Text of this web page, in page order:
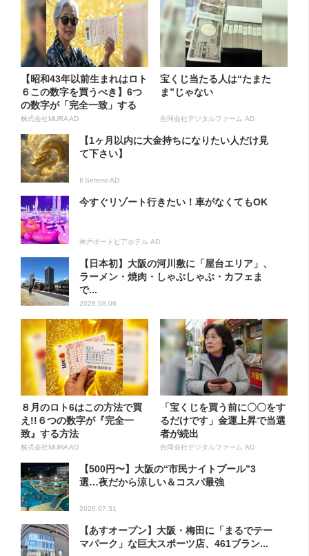
【昭和43年以前生まれはロト
６この数字を買うべき】6つ
の数字が「完全一致」する
方...
株式会社MURA AD
宝くじ当たる人は“たまた
ま”じゃない
合同会社デジタルファーム AD
【1ヶ月以内に大金持ちになりたい人だけ見
て下さい】
Il Sereno AD
今すぐリゾート行きたい！車がなくてもOK
神戸ポートピアホテル AD
【日本初】大阪の河川敷に「屋台エリア」、
ラーメン・焼肉・しゃぶしゃぶ・カフェま
で...
2026.08.06
８月のロト6はこの方法で買
え!!６つの数字が『完全一
致』する方法
株式会社MURA AD
「宝くじを買う前に〇〇をす
るだけです」金運上昇で当選
者が続出
合同会社デジタルファーム AD
【500円〜】大阪の“市民ナイトプール”3
選…夜だから涼しい＆コスパ最強
2026.07.31
【あすオープン】大阪・梅田に「まるでテー
マパーク」な巨大スポーツ店、461ブラン...